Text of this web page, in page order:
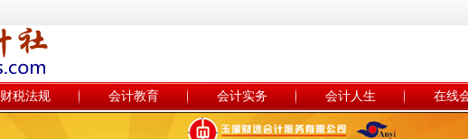
财税法规 会计教育 会计实务 会计人生 在线